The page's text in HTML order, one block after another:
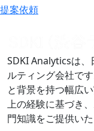
提案依頼
SDKI Analyticsは、
ルティング会社で
と背景を持つ幅広
上の経験に基づき
門知識をご提供いた